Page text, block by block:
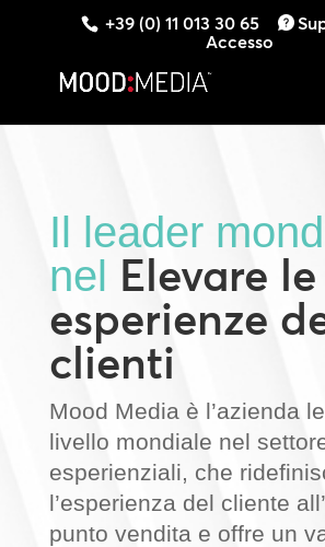
+39 (0) 11 013 30 65
Accesso
Il leader
nel Elevare le
esperienze
clienti
Mood Media è l’azienda
livello mondiale nel
esperienziali, che
l’esperienza del cliente
punto vendita e offre un